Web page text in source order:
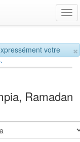
×
votre
Ramadan